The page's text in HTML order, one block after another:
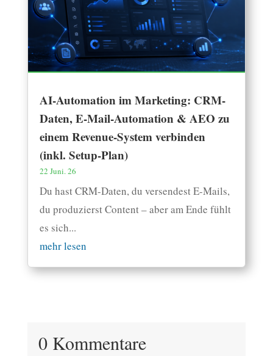
AI-Automation im Marketing: CRM-
Daten, E-Mail-Automation & AEO zu
einem Revenue-System verbinden
(inkl. Setup-Plan)
22 Juni. 26
Du hast CRM-Daten, du versendest E-Mails,
du produzierst Content – aber am Ende fühlt
es sich...
mehr lesen
0 Kommentare